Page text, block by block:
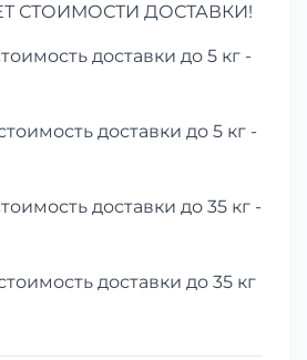
СТОИМОСТИ ДОСТАВКИ!
доставки до 5 кг -
доставки до 5 кг -
доставки до 35 кг -
доставки до 35 кг